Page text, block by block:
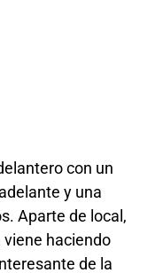
con un
y una
Aparte de local,
viene haciendo
de la